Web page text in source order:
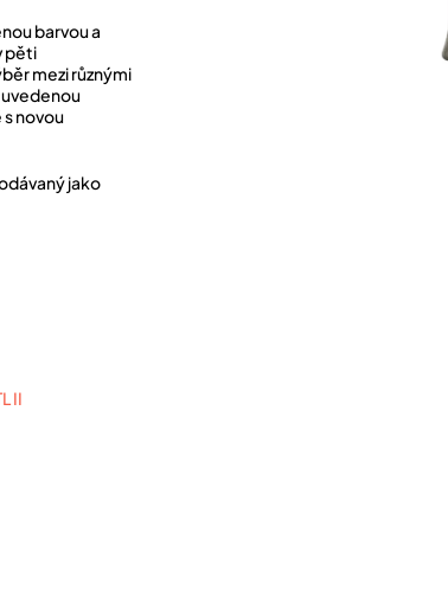
barvou a
pěti
mezi různými
uvedenou
novou
jako
II